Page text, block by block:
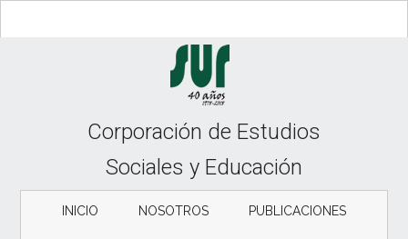
to
to
to
Corporación de Estudios
Sociales y Educación
INICIO NOSOTROS PUBLICACIONES